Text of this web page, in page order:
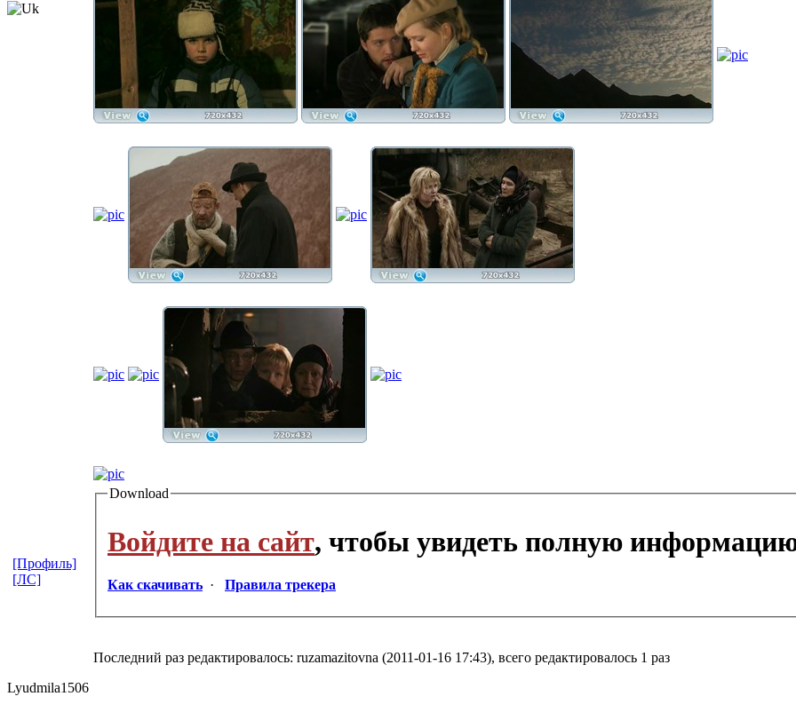
Download
Войдите на сайт, чтобы увидеть полную
Как скачивать · Правила трекера
Последний раз редактировалось: ruzamazitovna (2011-01-16 17:43), всего редактировалось 1 раз
[Профиль]
[ЛС]
Lyudmila1506